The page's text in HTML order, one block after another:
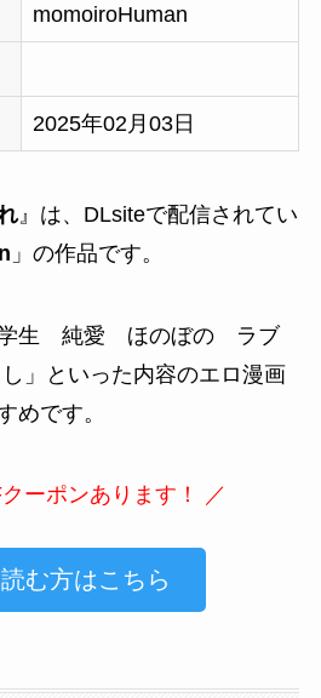
momoiroHuman
2025年02月03日
』は、DLsiteで配信されてい
」の作品です。
生 純愛 ほのぼの ラブ
」といった内容のエロ漫画
めです。
ーポンあります！ ／
む方はこちら